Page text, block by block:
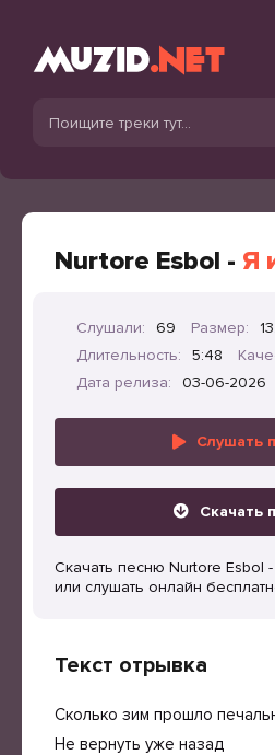
Nurtore Esbol - Я
Слушали: 69 Размер:
Длительность:
5:48
Дата релиза:
03-06-2026
Слушать
Скачать
Скачать песню Nurtore Esbol
или слушать онлайн
Текст отрывка
Сколько зим прошло
Не вернуть уже назад